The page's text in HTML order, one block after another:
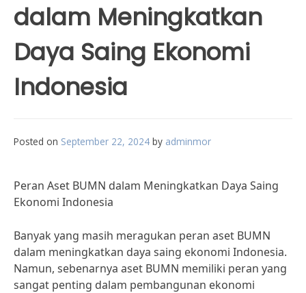
dalam Meningkatkan
Daya Saing Ekonomi
Indonesia
Posted on September 22, 2024 by adminmor
Peran Aset BUMN dalam Meningkatkan Daya Saing
Ekonomi Indonesia
Banyak yang masih meragukan peran aset BUMN
dalam meningkatkan daya saing ekonomi Indonesia.
Namun, sebenarnya aset BUMN memiliki peran yang
sangat penting dalam pembangunan ekonomi